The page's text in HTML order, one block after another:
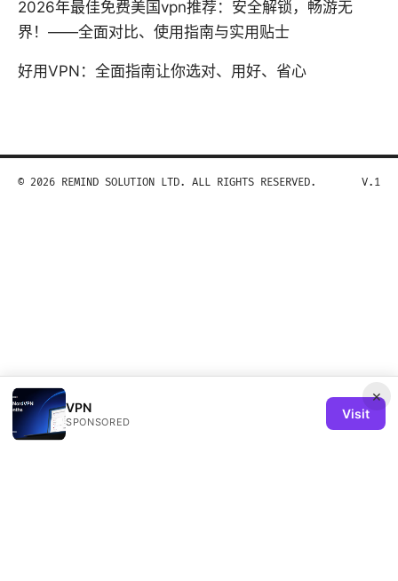
2026年最佳免费美国vpn推荐：安全解锁，畅游无
界！——全面对比、使用指南与实用贴士
好用VPN：全面指南让你选对、用好、省心
×
VPN
SPONSORED
Visit
© 2026 REMIND SOLUTION LTD. ALL RIGHTS RESERVED. V.1